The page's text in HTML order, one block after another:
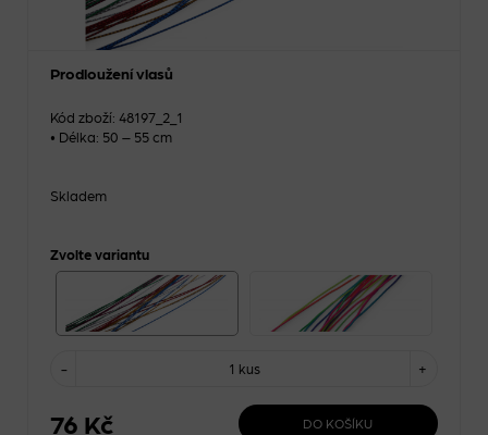
Prodloužení vlasů
Kód zboží: 48197_2_1
• Délka: 50 – 55 cm
Skladem
Zvolte variantu
- +
1 kus
76 Kč DO KOŠÍKU